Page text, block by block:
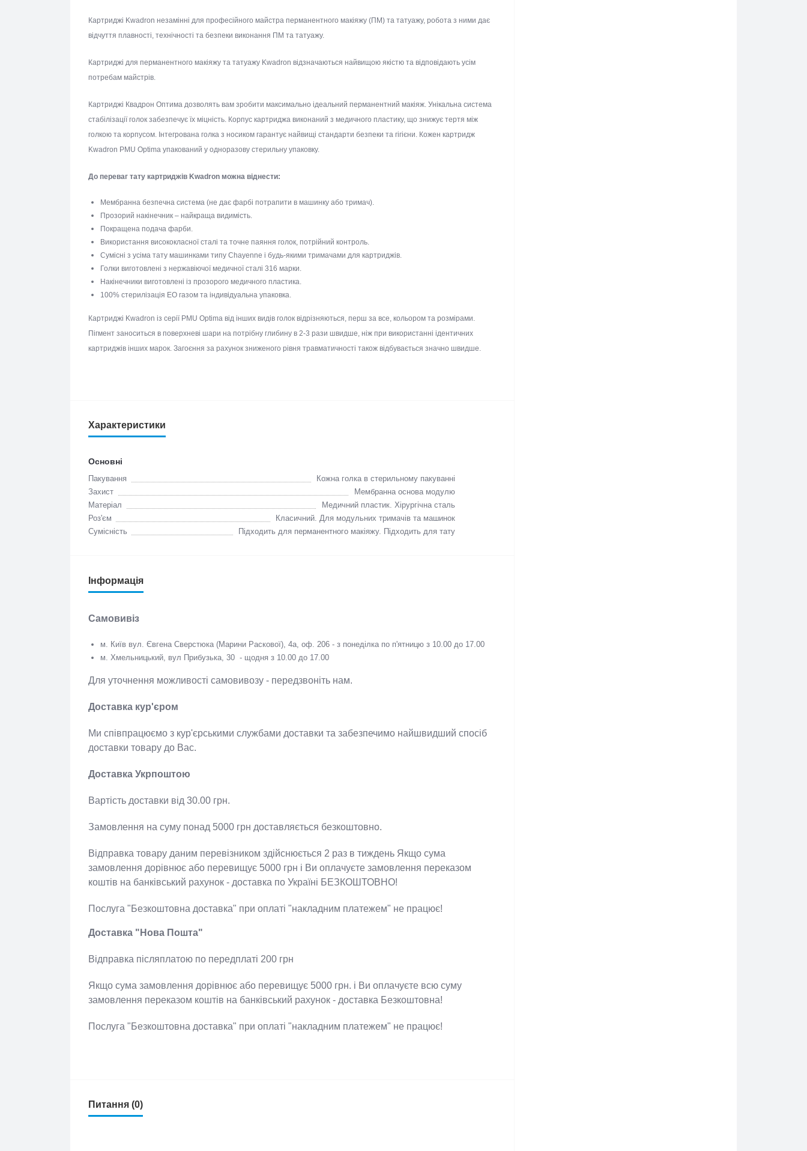
Картриджі Kwadron незамінні для професійного майстра перманентного макіяжу (ПМ) та татуажу, робота з ними
дає відчуття плавності, технічності та безпеки виконання ПМ та татуажу.
Картриджі для перманентного макіяжу та татуажу Kwadron відзначаються найвищою якістю та відповідають усім
потребам майстрів.
Картриджі Квадрон Оптима дозволять вам зробити максимально ідеальний перманентний макіяж. Унікальна
система стабілізації голок забезпечує їх міцність. Корпус картриджа виконаний з медичного пластику, що знижує
тертя між голкою та корпусом. Інтегрована голка з носиком гарантує найвищі стандарти безпеки та гігієни. Кожен
картридж Kwadron PMU Optima упакований у одноразову стерильну упаковку.
До переваг тату картриджів Kwadron можна віднести:
Мембранна безпечна система (не дає фарбі потрапити в машинку або тримач).
Прозорий накінечник – найкраща видимість.
Використання висококласної сталі та точне паяння голок, потрійний контроль.
Сумісні з усіма тату машинками типу Chayenne і будь-якими тримачами для картриджів.
Голки виготовлені з нержавіючої медичної сталі 316 марки.
Накінечники виготовлені із прозорого медичного пластика.
Картриджі Kwadron із серії PMU Optima від інших видів голок відрізняються, перш за все, кольором та розмірами.
Пігмент заноситься в поверхневі шари на потрібну глибину в 2-3 рази швидше, ніж при використанні ідентичних
Основні
Пакування
Кожна голка в стерильному пакуванні
Захист
Мембранна основа модулю
Матеріал
Медичний пластик. Хірургічна сталь
Самовивіз
м. Хмельницький, вул Прибузька, 30 - щодня з 10.00 до 17.00
Для уточнення можливості самовивозу - передзвоніть нам.
Доставка кур'єром
спосіб доставки товару до Вас.
Доставка Укрпоштою
Вартість доставки від 30.00 грн.
Замовлення на суму понад 5000 грн доставляється безкоштовно.
Відправка товару даним перевізником здійснюється 2 раз в тиждень Якщо сума
коштів на банківський рахунок - доставка по Україні БЕЗКОШТОВНО!
Послуга "Безкоштовна доставка" при оплаті "накладним платежем" не працює!
Доставка "Нова Пошта"
Відправка післяплатою по передплаті 200 грн
замовлення переказом коштів на банківський рахунок - доставка Безкоштовна!